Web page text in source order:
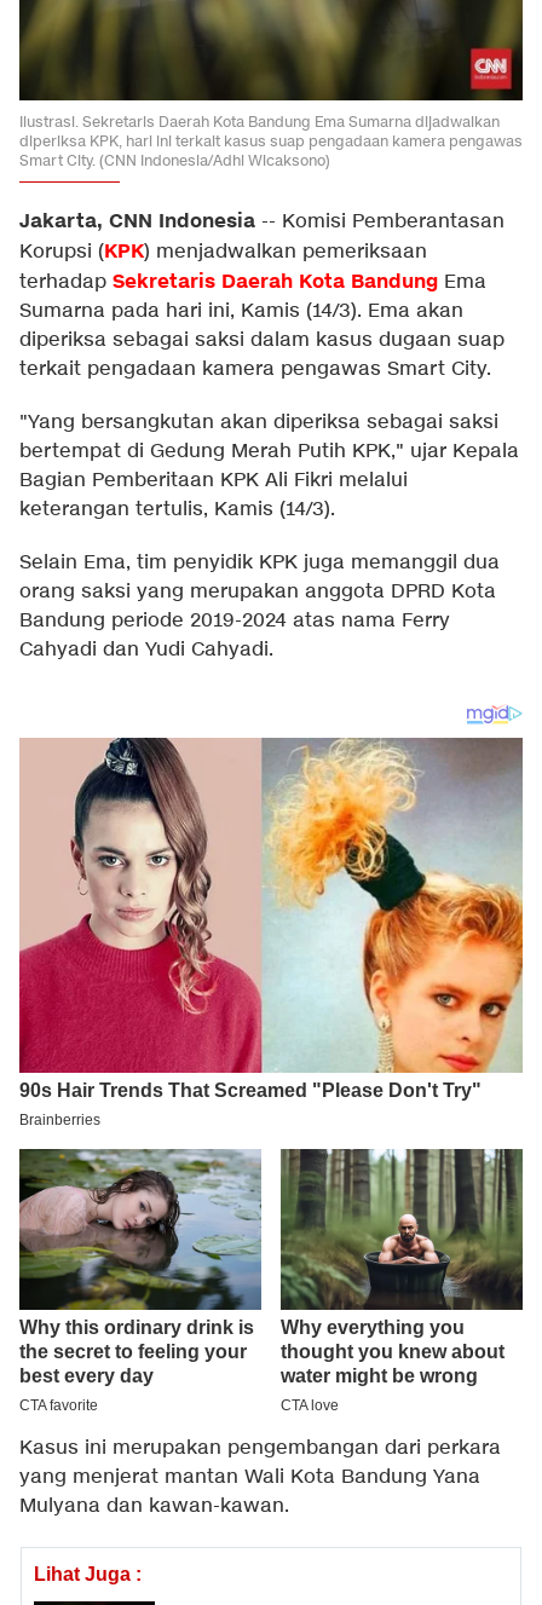
Ilustrasi. Sekretaris Daerah Kota Bandung Ema Sumarna dijadwalkan
diperiksa KPK, hari ini terkait kasus suap pengadaan kamera pengawas
Smart City. (CNN Indonesia/Adhi Wicaksono)
Jakarta, CNN Indonesia -- Komisi Pemberantasan
Korupsi (KPK) menjadwalkan pemeriksaan
terhadap Sekretaris Daerah Kota Bandung Ema
Sumarna pada hari ini, Kamis (14/3). Ema akan
diperiksa sebagai saksi dalam kasus dugaan suap
terkait pengadaan kamera pengawas Smart City.
"Yang bersangkutan akan diperiksa sebagai saksi
bertempat di Gedung Merah Putih KPK," ujar Kepala
Bagian Pemberitaan KPK Ali Fikri melalui
keterangan tertulis, Kamis (14/3).
Selain Ema, tim penyidik KPK juga memanggil dua
orang saksi yang merupakan anggota DPRD Kota
Bandung periode 2019-2024 atas nama Ferry
Cahyadi dan Yudi Cahyadi.
Kasus ini merupakan pengembangan dari perkara
yang menjerat mantan Wali Kota Bandung Yana
Mulyana dan kawan-kawan.
Lihat Juga :